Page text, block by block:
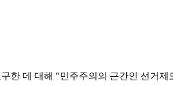
한 데 대해 "민주주의의 근간인 선거제